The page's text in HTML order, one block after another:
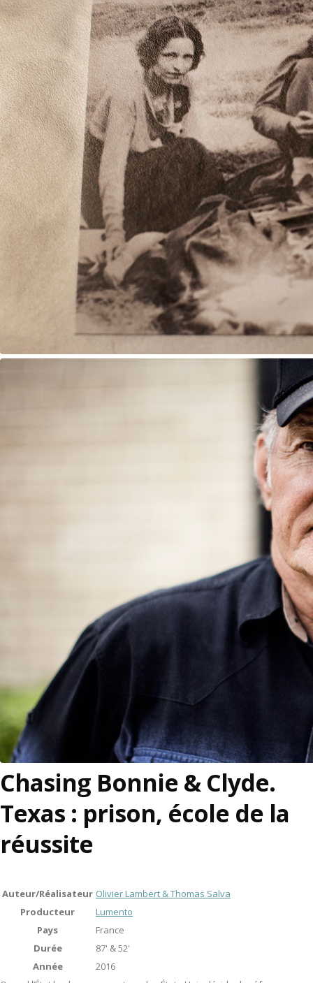
Chasing Bonnie & Clyde.
Texas : prison, école de la
réussite
Auteur/Réalisateur Olivier Lambert & Thomas Salva
Producteur
Lumento
Pays
France
Durée
87' & 52'
Année
2016